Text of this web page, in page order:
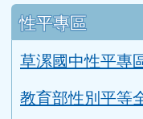
性平專區
草漯國中性平專
教育部性別平等